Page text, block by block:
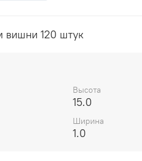
вишни 120 штук
Высота
15.0
Ширина
1.0